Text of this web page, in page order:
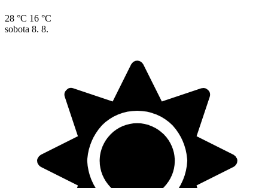
28 °C 16 °C
sobota 8. 8.